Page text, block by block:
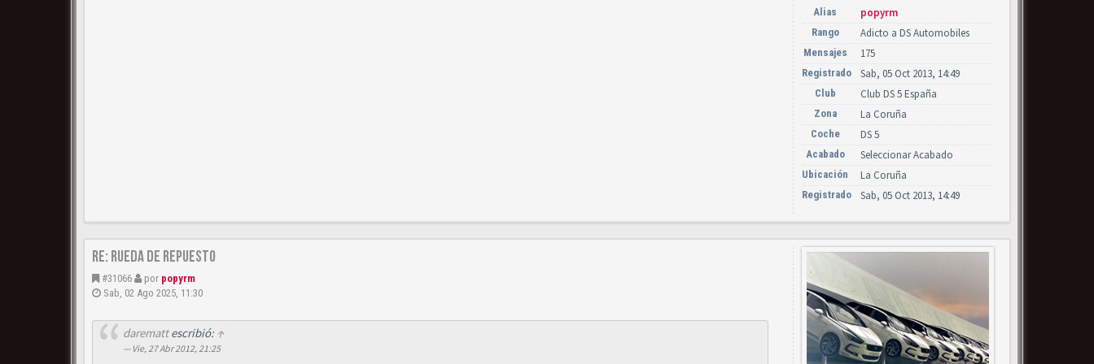
Alias popyrm
Rango Adicto a DS Automobiles
Mensajes 175
Registrado Sab, 05 Oct 2013, 14:49
Club Club DS 5 España
Zona La Coruña
Coche DS 5
Acabado Seleccionar Acabado
Ubicación La Coruña
Registrado Sab, 05 Oct 2013, 14:49
Re: Rueda de repuesto
#31066 por popyrm
Sab, 02 Ago 2025, 11:30
daremattescribió: ↑
Vie, 27 Abr 2012, 21:25